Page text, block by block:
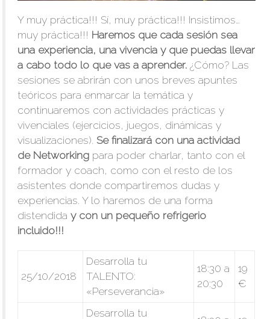
Y muy práctica!!! Sí, muy práctica!!! Insistimos…
muy práctica!!! Haremos que cada sesión sea
una experiencia, una vivencia y que puedas llevar
a cabo todo lo que vas a aprender. ¿Cómo? Las
sesiones se abrirán con unos breves apuntes
teóricos para enmarcar la temática y
continuaremos con actividades prácticas y
vivenciales (ejercicios, juegos, dinámicas y
visualizaciones). Se finalizará con una actividad
de Networking para poder charlar, tanto con el
formador y coach, como con el resto de los
asistentes donde compartiremos dudas y
experiencias. Y lo haremos de una forma
distendiday con un pequeño refrigerio
incluido!!!
25/10/2018
Desarrolla tu
TALENTO:
«Perseverancia»
18:30 a
20:30
19
€
Desarrolla tu